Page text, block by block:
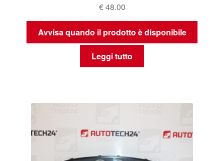
€48.00
Avvisa quando il prodotto è disponibile
Leggi tutto